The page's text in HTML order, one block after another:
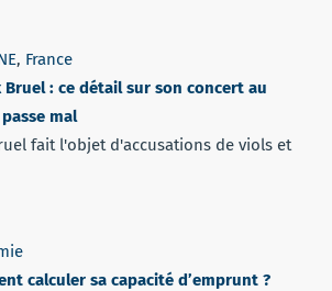
, France
Bruel : ce détail sur son concert au
mal
fait l'objet d'accusations de viols et
calculer sa capacité d’emprunt ?